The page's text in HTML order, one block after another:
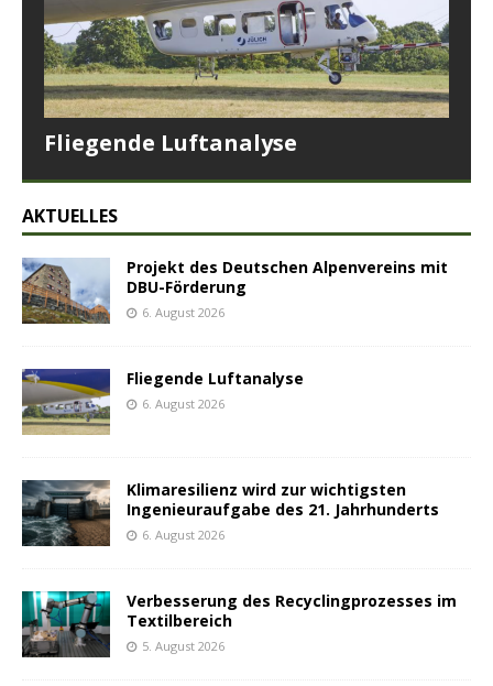
Fliegende Luftanalyse
AKTUELLES
Projekt des Deutschen Alpenvereins mit
DBU-Förderung
6. August 2026
Fliegende Luftanalyse
6. August 2026
Klimaresilienz wird zur wichtigsten
Ingenieuraufgabe des 21. Jahrhunderts
6. August 2026
Verbesserung des Recyclingprozesses im
Textilbereich
5. August 2026